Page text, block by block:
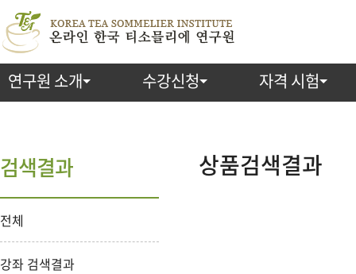
연구원 소개 수강신청 자격 시험
상품검색결과
검색결과
전체
강좌 검색결과